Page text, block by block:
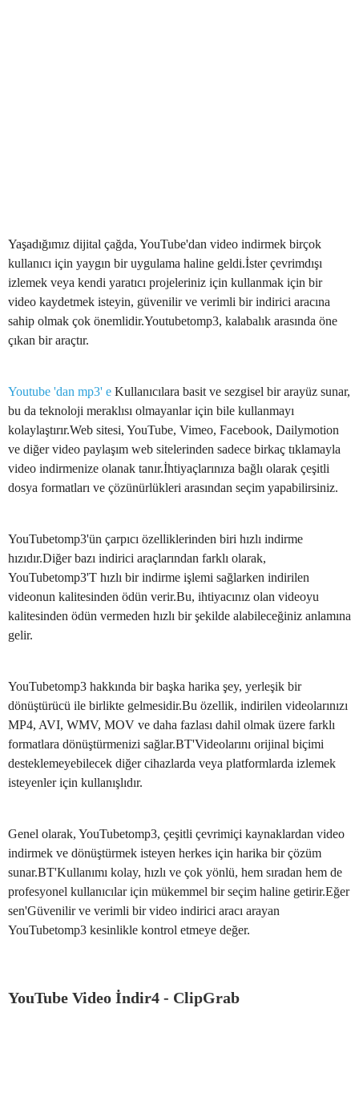
Yaşadığımız dijital çağda, YouTube'dan video indirmek birçok
kullanıcı için yaygın bir uygulama haline geldi.İster çevrimdışı
izlemek veya kendi yaratıcı projeleriniz için kullanmak için bir
video kaydetmek isteyin, güvenilir ve verimli bir indirici aracına
sahip olmak çok önemlidir.Youtubetomp3, kalabalık arasında öne
çıkan bir araçtır.
Youtube 'dan mp3' e Kullanıcılara basit ve sezgisel bir arayüz sunar,
bu da teknoloji meraklısı olmayanlar için bile kullanmayı
kolaylaştırır.Web sitesi, YouTube, Vimeo, Facebook, Dailymotion
ve diğer video paylaşım web sitelerinden sadece birkaç tıklamayla
video indirmenize olanak tanır.İhtiyaçlarınıza bağlı olarak çeşitli
dosya formatları ve çözünürlükleri arasından seçim yapabilirsiniz.
YouTubetomp3'ün çarpıcı özelliklerinden biri hızlı indirme
hızıdır.Diğer bazı indirici araçlarından farklı olarak,
YouTubetomp3'T hızlı bir indirme işlemi sağlarken indirilen
videonun kalitesinden ödün verir.Bu, ihtiyacınız olan videoyu
kalitesinden ödün vermeden hızlı bir şekilde alabileceğiniz anlamına
gelir.
YouTubetomp3 hakkında bir başka harika şey, yerleşik bir
dönüştürücü ile birlikte gelmesidir.Bu özellik, indirilen videolarınızı
MP4, AVI, WMV, MOV ve daha fazlası dahil olmak üzere farklı
formatlara dönüştürmenizi sağlar.BT'Videolarını orijinal biçimi
desteklemeyebilecek diğer cihazlarda veya platformlarda izlemek
isteyenler için kullanışlıdır.
Genel olarak, YouTubetomp3, çeşitli çevrimiçi kaynaklardan video
indirmek ve dönüştürmek isteyen herkes için harika bir çözüm
sunar.BT'Kullanımı kolay, hızlı ve çok yönlü, hem sıradan hem de
profesyonel kullanıcılar için mükemmel bir seçim haline getirir.Eğer
sen'Güvenilir ve verimli bir video indirici aracı arayan
YouTubetomp3 kesinlikle kontrol etmeye değer.
YouTube Video İndir4 - ClipGrab